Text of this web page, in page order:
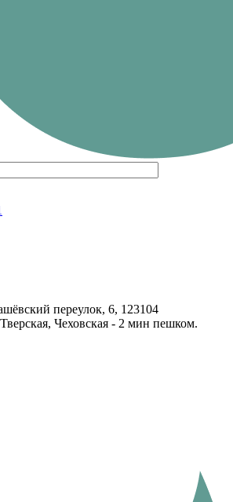
переулок, 6, 123104
Чеховская - 2 мин пешком.